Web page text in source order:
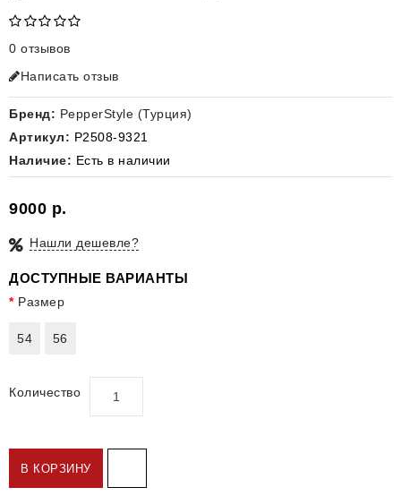
0 отзывов
Написать отзыв
Бренд: PepperStyle (Турция)
Артикул: P2508-9321
Наличие: Есть в наличии
9000 р.
Нашли дешевле?
ДОСТУПНЫЕ ВАРИАНТЫ
Размер
54 56
Количество
В КОРЗИНУ